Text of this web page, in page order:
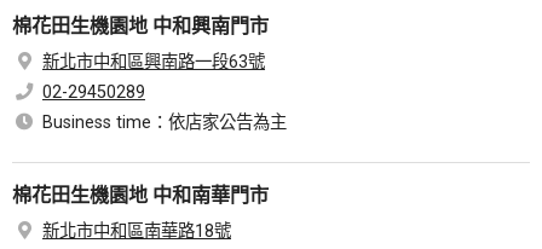
棉花田生機園地 中和興南門市
新北市中和區興南路一段63號
02-29450289
Business time：依店家公告為主
棉花田生機園地 中和南華門市
新北市中和區南華路18號